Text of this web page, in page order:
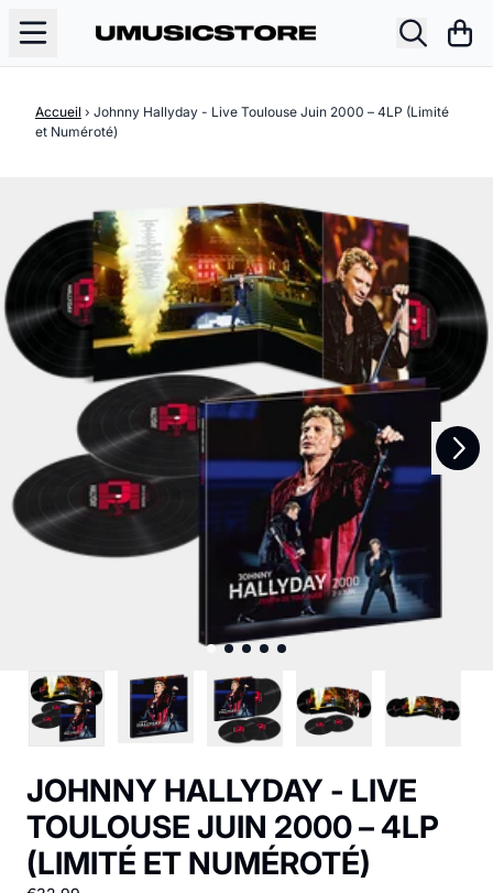
Accueil › Johnny Hallyday - Live Toulouse Juin 2000 – 4LP (Limité
et Numéroté)
Précédent
Suivant
JOHNNY HALLYDAY - LIVE
TOULOUSE JUIN 2000 – 4LP
(LIMITÉ ET NUMÉROTÉ)